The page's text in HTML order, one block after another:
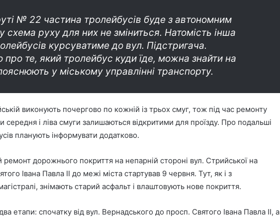
№ 22 частина тролейбусів буде з автономним
схема руху для них не зміниться. Натомість інша
курсуватиме до вул. Підстригача.
про те, який тролейбус куди їде, можна знайти на
у міському управлінні транспорту.
виконують почергово по кожній із трьох смуг, тож під час ремонту
середня і ліва смуги залишаються відкритими для проїзду. Про подальші
планують інформувати додатково.
дорожнього покриття на непарній стороні вул. Стрийської на
Івана Павла ІІ до межі міста стартував 9 червня. Тут, як і з
знімають старий асфальт і влаштовують нове покриття.
етапи: спочатку від вул. Вернадського до просп. Святого Івана Павла ІІ, а